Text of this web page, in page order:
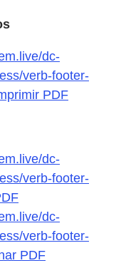
dc-
verb-footer-
PDF
dc-
verb-footer-
dc-
verb-footer-
PDF